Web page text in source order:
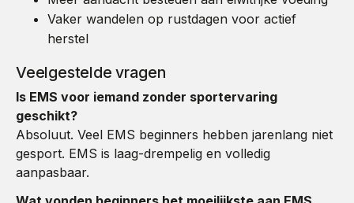
Vaker wandelen op rustdagen voor actief
herstel
Veelgestelde vragen
Is EMS voor iemand zonder sportervaring
geschikt?
Absoluut. Veel EMS beginners hebben jarenlang niet
gesport. EMS is laag-drempelig en volledig
aanpasbaar.